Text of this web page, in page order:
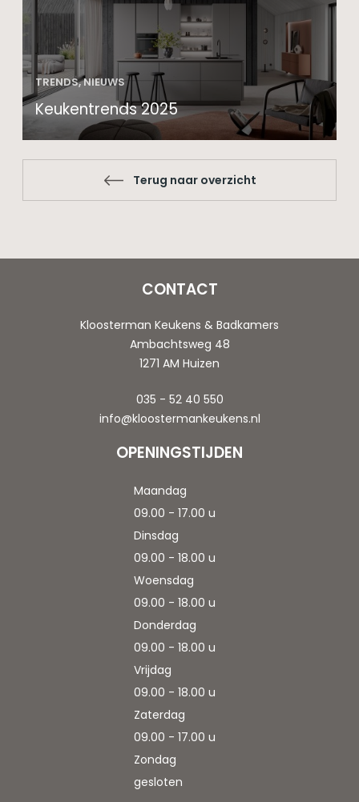
TRENDS, NIEUWS
Keukentrends 2025
Terug naar overzicht
CONTACT
Kloosterman Keukens & Badkamers
Ambachtsweg 48
1271 AM Huizen
035 - 52 40 550
info@kloostermankeukens.nl
OPENINGSTIJDEN
Maandag
09.00 - 17.00 u
Dinsdag
09.00 - 18.00 u
Woensdag
09.00 - 18.00 u
Donderdag
09.00 - 18.00 u
Vrijdag
09.00 - 18.00 u
Zaterdag
09.00 - 17.00 u
Zondag
gesloten